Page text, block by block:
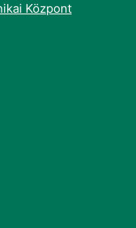
Központ